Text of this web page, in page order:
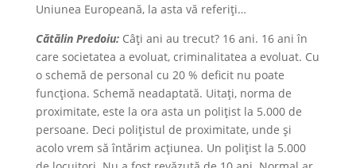
Uniunea Europeană, la asta vă referiţi…
Cătălin Predoiu:Câți ani au trecut? 16 ani. 16 ani în
care societatea a evoluat, criminalitatea a evoluat. Cu
o schemă de personal cu 20 % deficit nu poate
funcționa. Schemă neadaptată. Uitați, norma de
proximitate, este la ora asta un polițist la 5.000 de
persoane. Deci polițistul de proximitate, unde și
acolo vrem să întărim acțiunea. Un polițist la 5.000